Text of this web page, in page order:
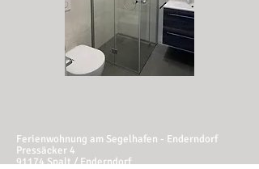
Ferienwohnung am Segelhafen - Enderndorf
Pressäcker 4
91174 Spalt / Enderndorf